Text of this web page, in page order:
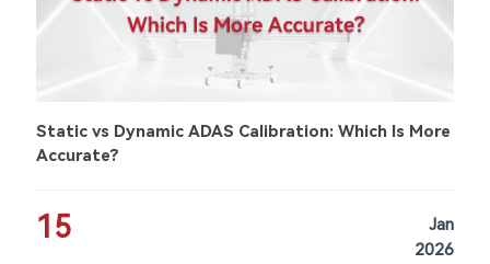
Static vs Dynamic ADAS Calibration: Which Is More
Accurate?
15
Jan
2026